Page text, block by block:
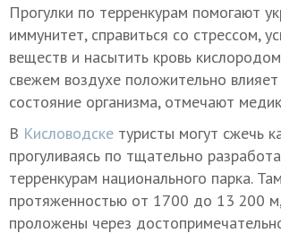
Прогулки по терренкурам помогают
иммунитет, справиться со стрессом,
веществ и насытить кровь
свежем воздухе положительно
состояние организма, отмечают
В Кисловодске туристы могут сжечь
прогуливаясь по тщательно
терренкурам национального парка.
протяженностью от 1700 до 13 200
проложены через